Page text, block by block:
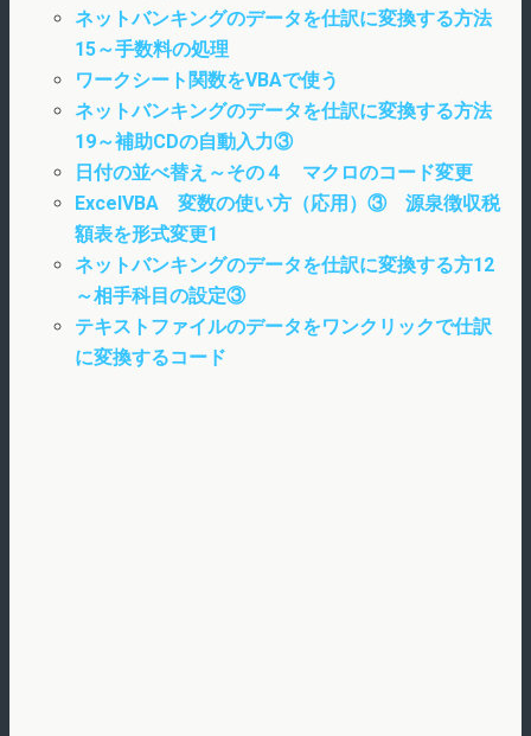
ネットバンキングのデータを仕訳に変換する方法
15～手数料の処理
ワークシート関数をVBAで使う
ネットバンキングのデータを仕訳に変換する方法
19～補助CDの自動入力③
日付の並べ替え～その４ マクロのコード変更
ExcelVBA 変数の使い方（応用）③ 源泉徴収税
額表を形式変更1
ネットバンキングのデータを仕訳に変換する方12
～相手科目の設定③
テキストファイルのデータをワンクリックで仕訳
に変換するコード